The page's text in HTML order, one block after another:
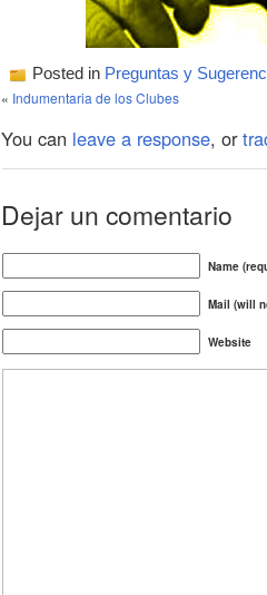
Posted in Preguntas y
« Indumentaria de los Clubes
You can leave a response, or
Dejar un comentario
Name
Mail (will
Website